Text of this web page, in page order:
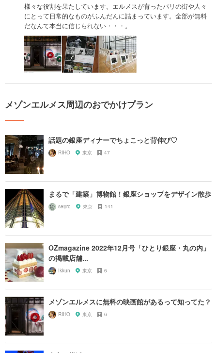
様々な役割を果たしています。エルメスが育ったパリの街や人々
にとって日常的なものがふんだんに詰まっています。全部が無料
だなんて本当に信じられない・・・。
メゾンエルメス周辺のおでかけプラン
話題の銀座ディナーでちょこっと背伸び♡
RIHO 東京 47
まるで「建築」博物館！銀座ショップをデザイン散歩
seijiro 東京 141
OZmagazine 2022年12月号「ひとり銀座・丸の内」
の掲載店舗...
Ikkun 東京 6
メゾンエルメスに無料の映画館があるって知ってた？
RIHO 東京 6